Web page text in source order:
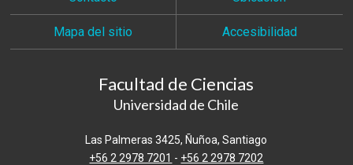
Mapa del sitio Accesibilidad
Facultad de Ciencias
Universidad de Chile
Las Palmeras 3425, Ñuñoa, Santiago
+56 2 2978 7201 - +56 2 2978 7202